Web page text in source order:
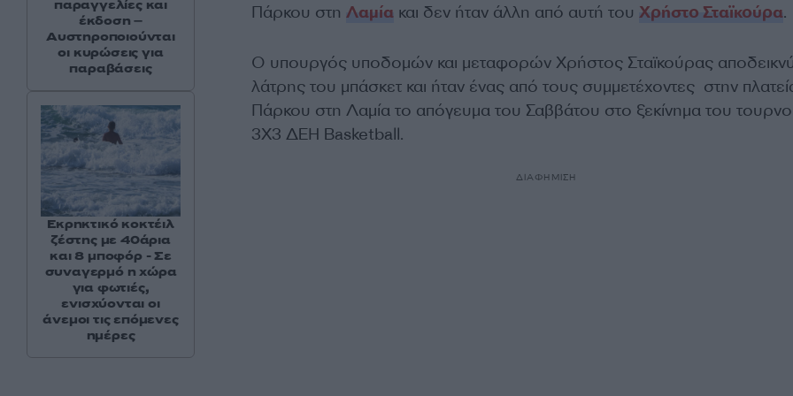
Πάρκου στη Λαμίακαι δεν ήταν άλλη από αυτή του Χρήστο Σταϊκούρα.
Ο υπουργός υποδομών και μεταφορών Χρήστος Σταϊκούρας
λάτρης του μπάσκετ και ήταν ένας από τους συμμετέχοντες στην
Πάρκου στη Λαμία το απόγευμα του Σαββάτου στο ξεκίνημα του
3Χ3 ΔΕΗ Basketball.
ΔΙΑΦΗΜΙΣΗ
παραγγελίες και
έκδοση –
Αυστηροποιούνται
οι κυρώσεις για
παραβάσεις
Εκρηκτικό κοκτέιλ
ζέστης με 40άρια
και 8 μποφόρ - Σε
συναγερμό η χώρα
για φωτιές,
ενισχύονται οι
άνεμοι τις επόμενες
ημέρες